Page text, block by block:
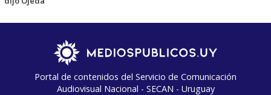
Portal de contenidos del Servicio de Comunicación
Audiovisual Nacional - SECAN - Uruguay